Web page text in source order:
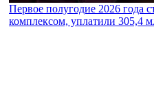
Первое полугодие 2026 года
комплексом, уплатили 305,4